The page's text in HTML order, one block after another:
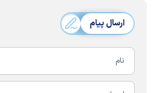
ارسال پیام